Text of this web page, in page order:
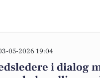
05-2026 19:04
i dialog